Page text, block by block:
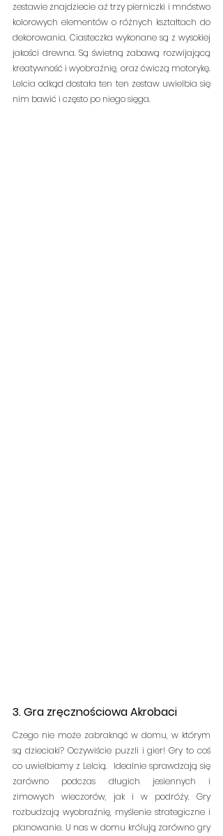
zestawie znajdziecie aż trzy pierniczki i mnóstwo
kolorowych elementów o różnych kształtach do
dekorowania. Ciasteczka wykonane są z wysokiej
jakości drewna. Są świetną zabawą rozwijającą
kreatywność i wyobraźnię, oraz ćwiczą motorykę.
Lelcia odkąd dostała ten ten zestaw uwielbia się
nim bawić i często po niego sięga.
3. Gra zręcznościowa Akrobaci
Czego nie może zabraknąć w domu, w którym
są dzieciaki? Oczywiście puzzli i gier! Gry to coś
co uwielbiamy z Lelcią.  Idealnie sprawdzają się
zarówno podczas długich jesiennych i
zimowych wieczorów, jak i w podróży. Gry
rozbudzają wyobraźnię, myślenie strategiczne i
planowanie. U nas w domu królują zarówno gry